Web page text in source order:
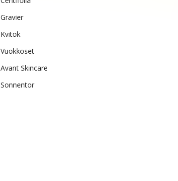
Gravier
Kvitok
Vuokkoset
Avant Skincare
Sonnentor